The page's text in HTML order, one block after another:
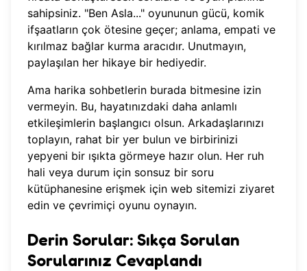
sahipsiniz. "Ben Asla..." oyununun gücü, komik
ifşaatların çok ötesine geçer; anlama, empati ve
kırılmaz bağlar kurma aracıdır. Unutmayın,
paylaşılan her hikaye bir hediyedir.
Ama harika sohbetlerin burada bitmesine izin
vermeyin. Bu, hayatınızdaki daha anlamlı
etkileşimlerin başlangıcı olsun. Arkadaşlarınızı
toplayın, rahat bir yer bulun ve birbirinizi
yepyeni bir ışıkta görmeye hazır olun. Her ruh
hali veya durum için sonsuz bir soru
kütüphanesine erişmek için web sitemizi ziyaret
edin ve çevrimiçi oyunu oynayın.
Derin Sorular: Sıkça Sorulan
Sorularınız Cevaplandı